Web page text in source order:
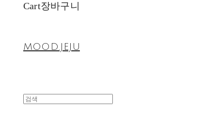
Cart장바구니
MOOD.JEJU